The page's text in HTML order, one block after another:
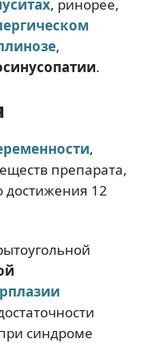
, ринорее,
,
.
,
препарата,
достижения 12
синдроме